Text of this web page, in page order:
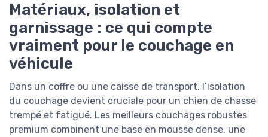
Matériaux, isolation et
garnissage : ce qui compte
vraiment pour le couchage en
véhicule
Dans un coffre ou une caisse de transport, l’isolation
du couchage devient cruciale pour un chien de chasse
trempé et fatigué. Les meilleurs couchages robustes
premium combinent une base en mousse dense, une